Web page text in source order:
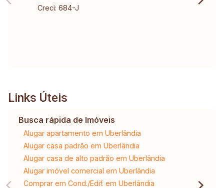
Creci: 684-J
Links Úteis
Busca rápida de Imóveis
Alugar apartamento em Uberlândia
Alugar casa padrão em Uberlândia
Alugar casa de alto padrão em Uberlândia
Alugar imóvel comercial em Uberlândia
Comprar em Cond./Edif. em Uberlândia